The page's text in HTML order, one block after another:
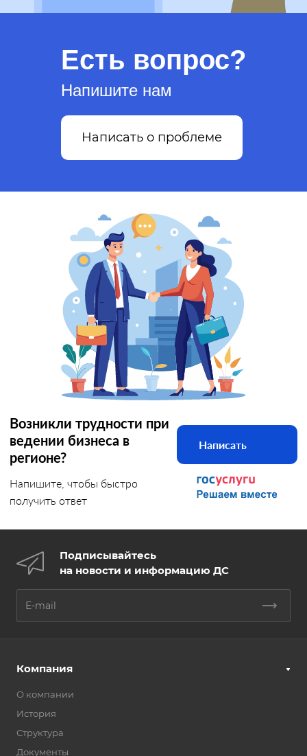
Есть вопрос?
Напишите нам
Написать о проблеме
Возникли трудности при
ведении бизнеса в
регионе?
Напишите, чтобы быстро
получить ответ
Написать
Подписывайтесь
на новости и информацию ДС
Компания
О компании
История
Структура
Документы